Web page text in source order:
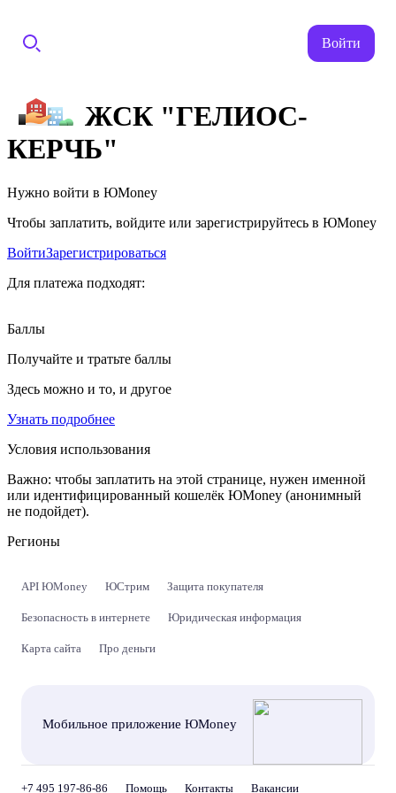
Войти
ЖСК "ГЕЛИОС-
КЕРЧЬ"
Нужно войти в ЮMoney
Чтобы заплатить, войдите или зарегистрируйтесь в ЮMoney
ВойтиЗарегистрироваться
Для платежа подходят:
Баллы
Получайте и тратьте баллы
Здесь можно и то, и другое
Узнать подробнее
Условия использования
Важно: чтобы заплатить на этой странице, нужен именной
или идентифицированный кошелёк ЮMoney (анонимный
не подойдет).
Регионы
API ЮMoney ЮСтрим Защита покупателя
Безопасность в интернете Юридическая информация
Карта сайта Про деньги
Мобильное приложение ЮMoney
+7 495 197-86-86 Помощь Контакты Вакансии